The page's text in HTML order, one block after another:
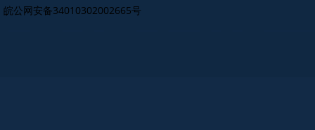
皖公网安备34010302002665号